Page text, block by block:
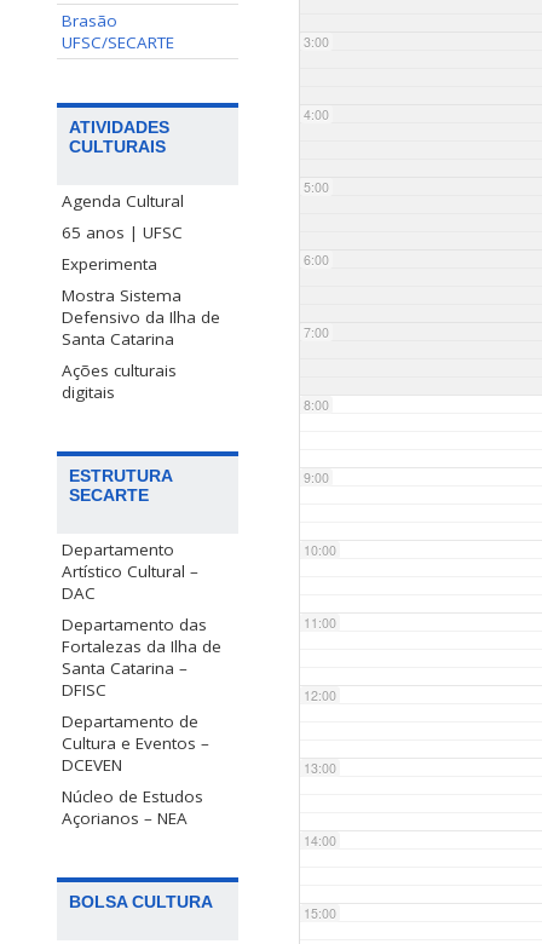
Brasão
UFSC/SECARTE
ATIVIDADES
CULTURAIS
Agenda Cultural
65 anos | UFSC
Experimenta
Mostra Sistema
Defensivo da Ilha de
Santa Catarina
Ações culturais
digitais
ESTRUTURA
SECARTE
Departamento
Artístico Cultural –
DAC
Departamento das
Fortalezas da Ilha de
Santa Catarina –
DFISC
Departamento de
Cultura e Eventos –
DCEVEN
Núcleo de Estudos
Açorianos – NEA
BOLSA CULTURA
3:00
4:00
5:00
6:00
7:00
8:00
9:00
10:00
11:00
12:00
13:00
14:00
15:00